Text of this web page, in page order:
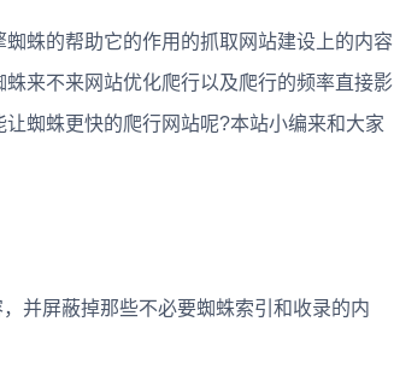
蛛的帮助它的作用的抓取网站建设上的内容
来不来网站优化爬行以及爬行的频率直接影
蜘蛛更快的爬行网站呢?本站小编来和大家
屏蔽掉那些不必要蜘蛛索引和收录的内